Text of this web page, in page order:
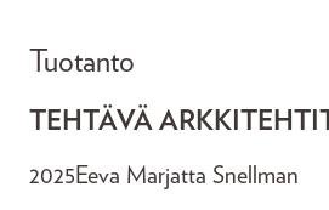
Tuotanto
TEHTÄVÄ
2025 Eeva Marjatta Snellman